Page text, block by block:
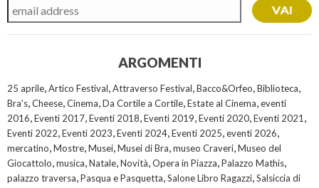
ARGOMENTI
25 aprile,Artico Festival,Attraverso Festival,Bacco&Orfeo,Biblioteca,
Bra's,Cheese,Cinema,Da Cortile a Cortile,Estate al Cinema,eventi
2016,Eventi 2017,Eventi 2018,Eventi 2019,Eventi 2020,Eventi 2021 ,
Eventi 2022,Eventi 2023,Eventi 2024,Eventi 2025,eventi 2026,
mercatino,Mostre,Musei,Musei di Bra,museo Craveri,Museo del
Giocattolo,musica,Natale,Novità,Opera in Piazza,Palazzo Mathis,
palazzo traversa,Pasqua e Pasquetta,Salone Libro Ragazzi,Salsiccia di